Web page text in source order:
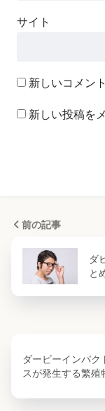
サイト
新しいコメン
新しい投稿を
前の記事
ダ
と
ダービーインパク
スが発生する繁殖